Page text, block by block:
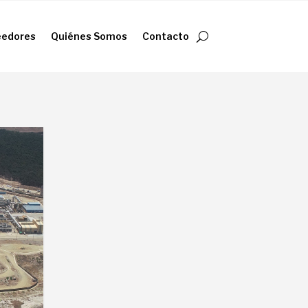
Quiénes Somos Contacto
Quiénes Somos Contacto